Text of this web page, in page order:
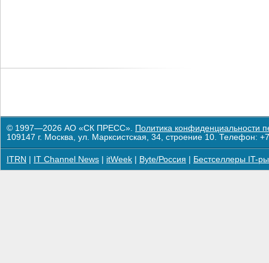
© 1997—2026 АО «СК ПРЕСС». Политика конфиденциальности
109147 г. Москва, ул. Марксистская, 34, строение 10. Телефон:
ITRN IT Channel News itWeek Byte/Россия Бестселлеры IT-